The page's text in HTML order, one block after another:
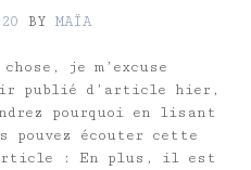
BY MAÏA
je m’excuse
publié d’article hier,
pourquoi en lisant
écouter cette
: En plus, il est